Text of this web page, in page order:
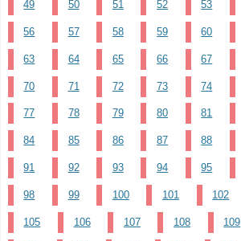
49 50 51 52 53
56 57 58 59 60
63 64 65 66 67
70 71 72 73 74
77 78 79 80 81
84 85 86 87 88
91 92 93 94 95
98 99 100 101 102
105 106 107 108 109